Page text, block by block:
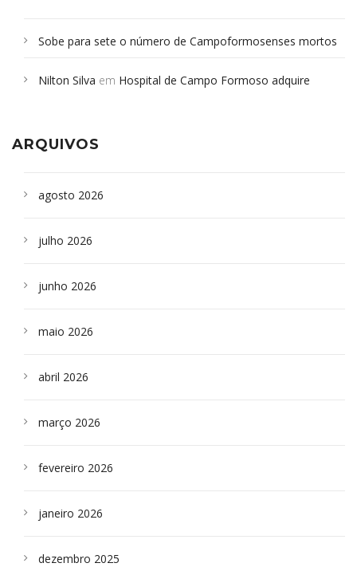
Sobe para sete o número de Campoformosenses mortos
Campoformosenses que morreram em desabamentos são
Nilton Silva em Hospital de Campo Formoso adquire
ARQUIVOS
agosto 2026
julho 2026
junho 2026
maio 2026
abril 2026
março 2026
fevereiro 2026
janeiro 2026
dezembro 2025